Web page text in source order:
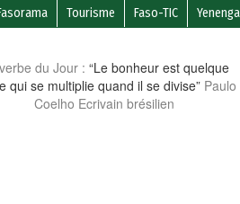
Tourisme Faso-TIC
du Jour : “Le bonheur est quelque
qui se multiplie quand il se divise” Paulo
Coelho Ecrivain brésilien